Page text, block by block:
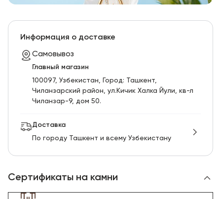
Информация о доставке
Самовывоз
Главный магазин
100097, Узбекистан, Город: Ташкент,
Чиланзарский pайон, ул.Кичик Халка Йули, кв-л
Чиланзар-9, дом 50.
Доставка
По городу Ташкент и всему Узбекистану
Сертификаты на камни